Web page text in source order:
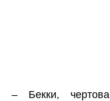
– Бекки,